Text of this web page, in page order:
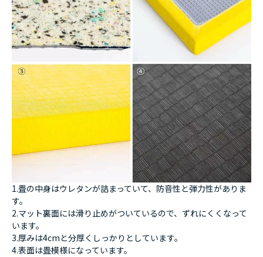
1.畳の中身はウレタンが詰まっていて、防音性と弾力性がありま
す。
2.マット裏面には滑り止めがついているので、ずれにくくなって
います。
3.厚みは4cmと分厚くしっかりとしています。
4.表面は畳模様になっています。